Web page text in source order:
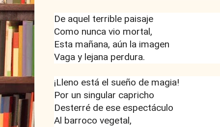
De aquel terrible paisaje
Como nunca vio mortal,
Esta mañana, aún la imagen
Vaga y lejana perdura.
¡Lleno está el sueño de magia!
Por un singular capricho
Desterré de ese espectáculo
Al barroco vegetal,